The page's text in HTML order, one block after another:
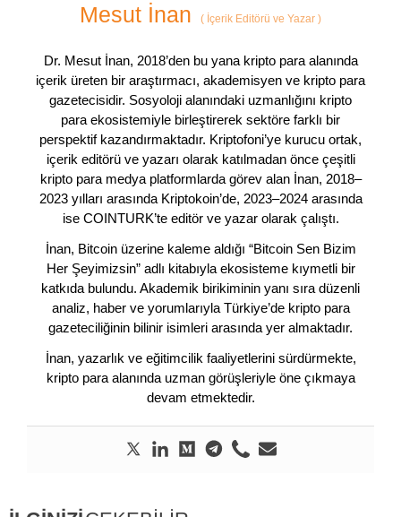
Mesut İnan ( İçerik Editörü ve Yazar )
Dr. Mesut İnan, 2018’den bu yana kripto para alanında
içerik üreten bir araştırmacı, akademisyen ve kripto para
gazetecisidir. Sosyoloji alanındaki uzmanlığını kripto
para ekosistemiyle birleştirerek sektöre farklı bir
perspektif kazandırmaktadır. Kriptofoni’ye kurucu ortak,
içerik editörü ve yazarı olarak katılmadan önce çeşitli
kripto para medya platformlarda görev alan İnan, 2018–
2023 yılları arasında Kriptokoin’de, 2023–2024 arasında
ise COINTURK’te editör ve yazar olarak çalıştı.
İnan, Bitcoin üzerine kaleme aldığı “Bitcoin Sen Bizim
Her Şeyimizsin” adlı kitabıyla ekosisteme kıymetli bir
katkıda bulundu. Akademik birikiminin yanı sıra düzenli
analiz, haber ve yorumlarıyla Türkiye’de kripto para
gazeteciliğinin bilinir isimleri arasında yer almaktadır.
İnan, yazarlık ve eğitimcilik faaliyetlerini sürdürmekte,
kripto para alanında uzman görüşleriyle öne çıkmaya
devam etmektedir.